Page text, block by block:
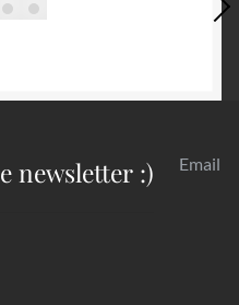
newsletter :) Email